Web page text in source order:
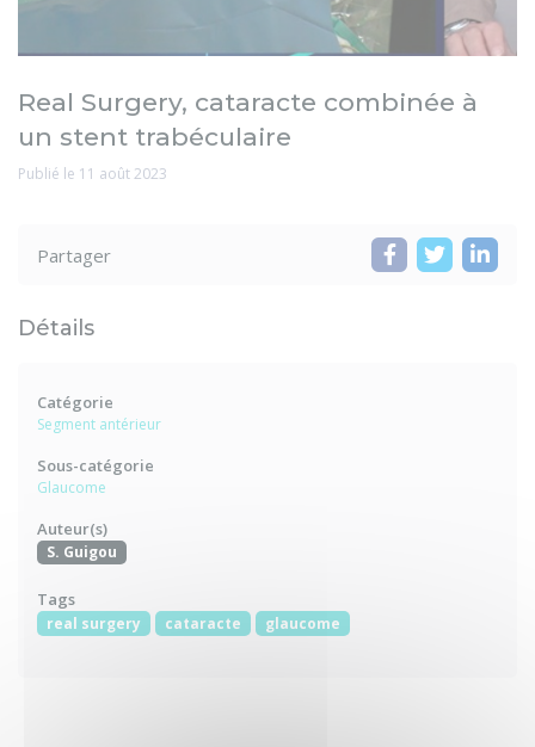
Real Surgery, cataracte combinée à
un stent trabéculaire
Publié le 11 août 2023
Partager
Détails
Catégorie
Segment antérieur
Sous-catégorie
Glaucome
Auteur(s)
S. Guigou
Tags
real surgery cataracte glaucome